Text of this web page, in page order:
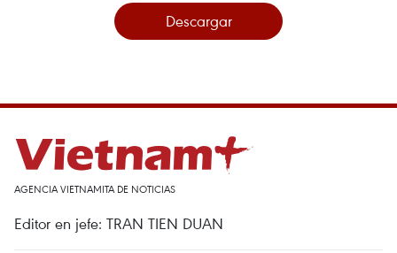
Descargar
AGENCIA VIETNAMITA DE NOTICIAS
Editor en jefe: TRAN TIEN DUAN